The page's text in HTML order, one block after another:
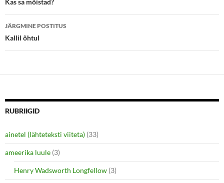
n
i
n
n
e
w
w
o
e
s
i
n
w
d
töölaud
Kas sa mõistad?
JÄRGMINE POSTITUS
Kallil õhtul
RUBRIIGID
ainetel (lähteteksti viiteta) (33)
ameerika luule (3)
Henry Wadsworth Longfellow (3)